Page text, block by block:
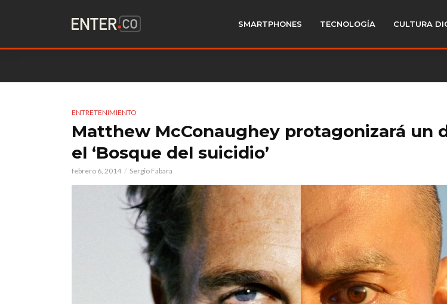
SMARTPHONES TECNOLOGÍA CULTURA
ENTRETENIMIENTO
Matthew McConaughey protagonizará un
el ‘Bosque del suicidio’
febrero 6, 2014 Sergio Fabara